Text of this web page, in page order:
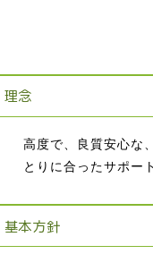
理念
高度で、良質安心な
とりに合ったサポー
基本方針